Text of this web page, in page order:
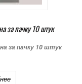
за пачку 10 штук
за пачку 10 штук